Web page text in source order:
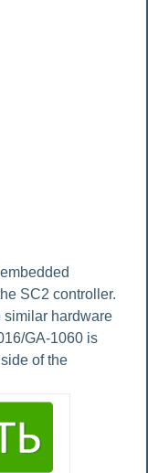
SC2 controller.
similar hardware
GA-1060 is
of the